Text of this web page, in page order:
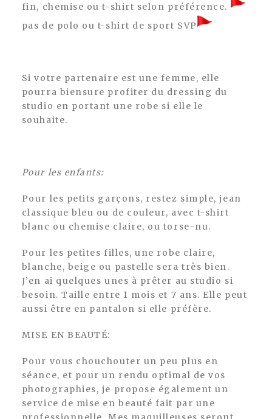
fin, chemise ou t-shirt selon préférence.
pas de polo ou t-shirt de sport SVP
Si votre partenaire est une femme, elle
pourra biensure profiter du dressing du
studio en portant une robe si elle le
souhaite.
Pour les enfants:
Pour les petits garçons, restez simple, jean
classique bleu ou de couleur, avec t-shirt
blanc ou chemise claire, ou torse-nu.
Pour les petites filles, une robe claire,
blanche, beige ou pastelle sera très bien.
J’en ai quelques unes à prêter au studio si
besoin. Taille entre 1 mois et 7 ans. Elle peut
aussi être en pantalon si elle préfère.
MISE EN BEAUTÉ:
Pour vous chouchouter un peu plus en
séance, et pour un rendu optimal de vos
photographies, je propose également un
service de mise en beauté fait par une